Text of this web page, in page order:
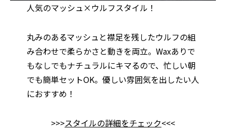
人気のマッシュ×ウルフスタイル！
丸みのあるマッシュと襟足を残したウルフの組
み合わせで柔らかさと動きを両立。Waxありで
もなしでもナチュラルにキマるので、忙しい朝
でも簡単セットOK。優しい雰囲気を出したい人
におすすめ！
>>>スタイルの詳細をチェック<<<